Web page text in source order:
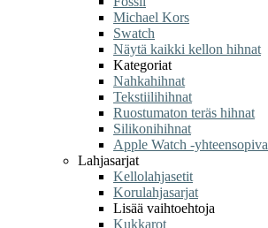
Michael Kors
Swatch
Näytä kaikki kellon hihnat
Kategoriat
Nahkahihnat
Tekstiilihihnat
Ruostumaton teräs hihnat
Silikonihihnat
Apple Watch -yhteensopiva
Lahjasarjat
Kellolahjasetit
Korulahjasarjat
Lisää vaihtoehtoja
Kukkarot